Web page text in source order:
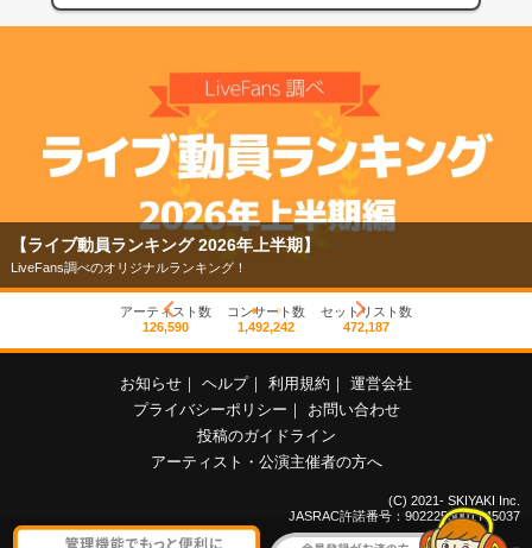
【ライブ動員ランキング 2026年上半期】
LiveFans調べのオリジナルランキング！
アーティスト数
126,590
コンサート数
1,492,242
セットリスト数
472,187
お知らせ ヘルプ 利用規約
運営会社
プライバシーポリシー
お問い合わせ
投稿のガイドライン
アーティスト・公演主催者の方へ
(C) 2021- SKIYAKI Inc.
JASRAC許諾番号：9022255001Y45037